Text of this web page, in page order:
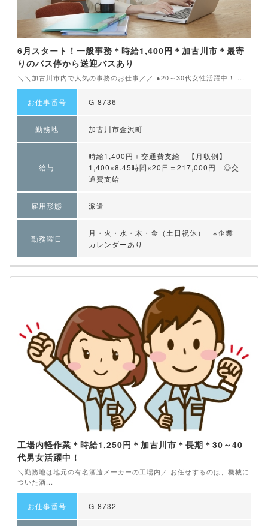
6月スタート！一般事務＊時給1,400円＊加古川市＊最寄
りのバス停から送迎バスあり
＼＼加古川市内で人気の事務のお仕事／／ ●20～30代女性活躍中！ ...
お仕事番号 G-8736
勤務地 加古川市金沢町
給与
時給1,400円＋交通費支給 【月収例】
1,400×8.45時間×20日＝217,000円 ◎交
通費支給
雇用形態 派遣
勤務曜日
月・火・水・木・金（土日祝休） ※企業
カレンダーあり
工場内軽作業＊時給1,250円＊加古川市＊長期＊30～40
代男女活躍中！
＼勤務地は地元の有名酒造メーカーの工場内／ お任せするのは、機械に
ついた酒...
お仕事番号 G-8732